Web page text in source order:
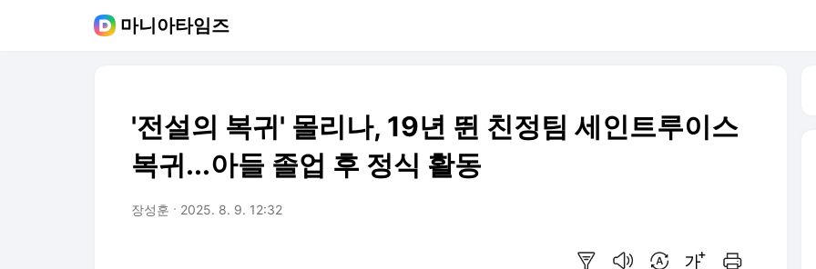
마니아타임즈
'전설의 복귀' 몰리나, 19년 뛴 친정팀 세인트루이스
복귀...아들 졸업 후 정식 활동
장성훈 2025. 8. 9. 12:32